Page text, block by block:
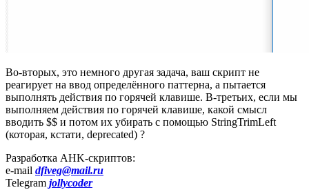
Во-вторых, это немного другая задача, ваш скрипт не
реагирует на ввод определённого паттерна, а пытается
выполнять действия по горячей клавише. В-третьих, если мы
выполняем действия по горячей клавише, какой смысл
вводить $$ и потом их убирать с помощью StringTrimLeft
(которая, кстати, deprecated) ?
Разработка AHK-скриптов:
e-mail dfiveg@mail.ru
Telegram jollycoder